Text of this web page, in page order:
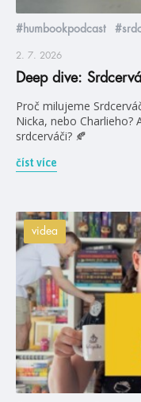
#humbookpodcast
2. 7. 2026
Deep dive:
Proč milujeme
Nicka, nebo
srdcerváči? 🍂
číst více
videa